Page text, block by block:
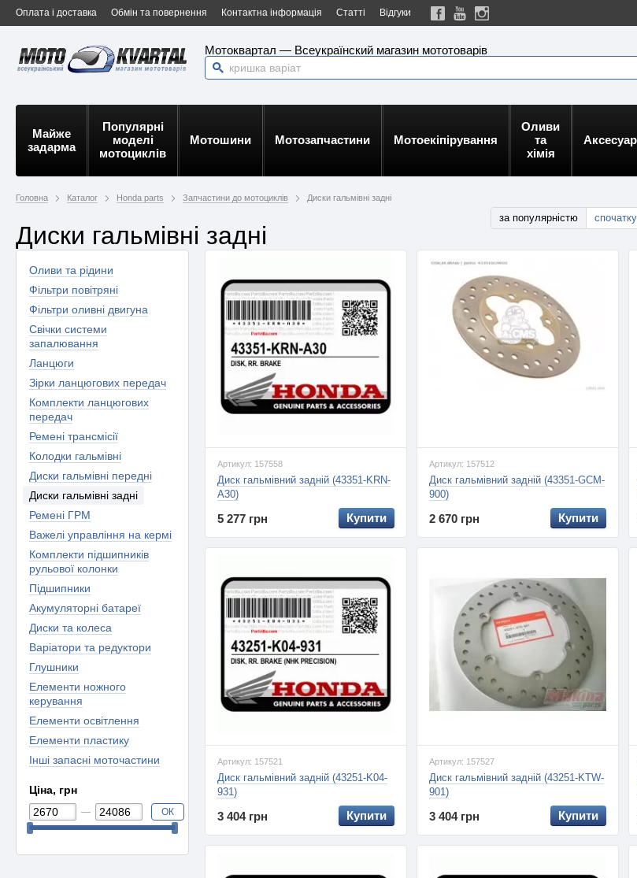
Оплата і доставка Обмін та повернення Контактна інформація Статті Відгуки
Мотоквартал — Всеукраїнский магазин мототоварів
Майже
задарма
Популярні
моделі
мотоциклів
Мотошини Мотозапчастини Мотоекіпірування
Оливи
та
хімія
Головна Каталог Honda parts Запчастини до мотоциклів Диски гальмівні задні
Диски гальмівні задні
за популярністю
Артикул: 157558
Диск гальмівний задній (43351-KRN-
A30)
5 277 грн Купити
Артикул: 157512
Диск гальмівний задній (43351-GCM-
900)
2 670 грн Купити
Артикул: 157521
Диск гальмівний задній (43251-K04-
931)
3 404 грн Купити
Артикул: 157527
Диск гальмівний задній (43251-KTW-
901)
3 404 грн Купити
Оливи та рідини
Фільтри повітряні
Фільтри оливні двигуна
Свічки системи
запалювання
Ланцюги
Зірки ланцюгових передач
Комплекти ланцюгових
передач
Ремені трансмісії
Колодки гальмівні
Диски гальмівні передні
Диски гальмівні задні
Ремені ГРМ
Важелі управління на кермі
Комплекти підшипників
рульової колонки
Підшипники
Акумуляторні батареї
Диски та колеса
Варіатори та редуктори
Глушники
Елементи ножного
керування
Елементи освітлення
Елементи пластику
Інші запасні моточастини
Ціна, грн
ОК